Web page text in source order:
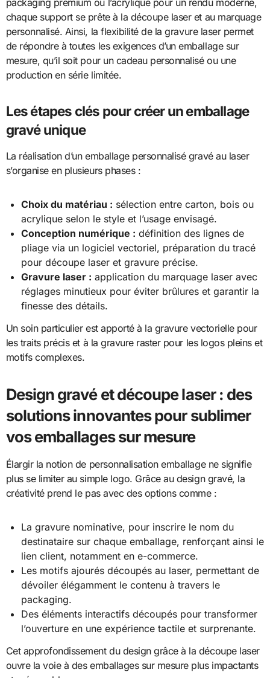
packaging premium ou l’acrylique pour un rendu moderne,
chaque support se prête à la découpe laser et au marquage
personnalisé. Ainsi, la flexibilité de la gravure laser permet
de répondre à toutes les exigences d’un emballage sur
mesure, qu’il soit pour un cadeau personnalisé ou une
production en série limitée.
Les étapes clés pour créer un emballage
gravé unique
La réalisation d’un emballage personnalisé gravé au laser
s’organise en plusieurs phases :
Choix du matériau : sélection entre carton, bois ou
acrylique selon le style et l’usage envisagé.
Conception numérique : définition des lignes de
pliage via un logiciel vectoriel, préparation du tracé
pour découpe laser et gravure précise.
Gravure laser : application du marquage laser avec
réglages minutieux pour éviter brûlures et garantir la
finesse des détails.
Un soin particulier est apporté à la gravure vectorielle pour
les traits précis et à la gravure raster pour les logos pleins et
motifs complexes.
Design gravé et découpe laser : des
solutions innovantes pour sublimer
vos emballages sur mesure
Élargir la notion de personnalisation emballage ne signifie
plus se limiter au simple logo. Grâce au design gravé, la
créativité prend le pas avec des options comme :
La gravure nominative, pour inscrire le nom du
destinataire sur chaque emballage, renforçant ainsi le
lien client, notamment en e-commerce.
Les motifs ajourés découpés au laser, permettant de
dévoiler élégamment le contenu à travers le
packaging.
Des éléments interactifs découpés pour transformer
l’ouverture en une expérience tactile et surprenante.
Cet approfondissement du design grâce à la découpe laser
ouvre la voie à des emballages sur mesure plus impactants